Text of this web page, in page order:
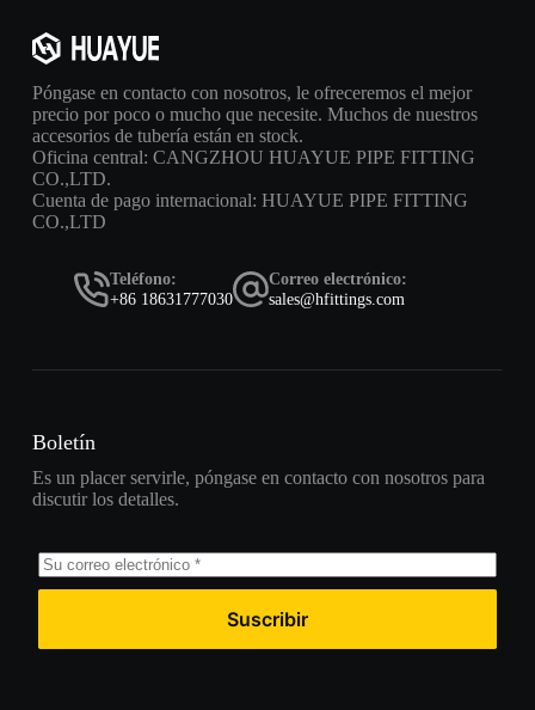
Póngase en contacto con nosotros, le ofreceremos el mejor
precio por poco o mucho que necesite. Muchos de nuestros
accesorios de tubería están en stock.
Oficina central: CANGZHOU HUAYUE PIPE FITTING
CO.,LTD.
Cuenta de pago internacional: HUAYUE PIPE FITTING
CO.,LTD
Teléfono:
+86 18631777030
Correo electrónico:
sales@hfittings.com
Boletín
Es un placer servirle, póngase en contacto con nosotros para
discutir los detalles.
Suscribir